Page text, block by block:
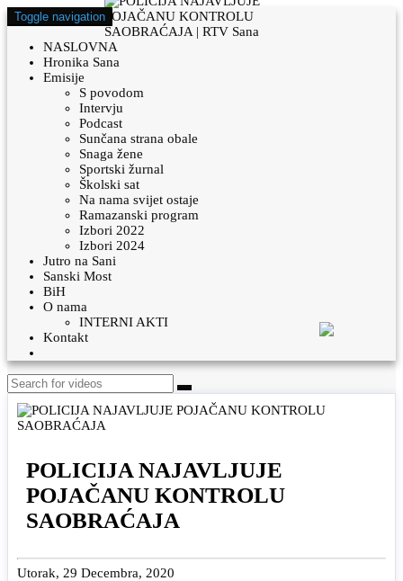
Toggle navigation
NASLOVNA
Hronika Sana
Emisije
S povodom
Intervju
Podcast
Sunčana strana obale
Snaga žene
Sportski žurnal
Školski sat
Na nama svijet ostaje
Ramazanski program
Izbori 2022
Izbori 2024
Jutro na Sani
Sanski Most
BiH
O nama
INTERNI AKTI
Kontakt
POLICIJA NAJAVLJUJE
POJAČANU KONTROLU
SAOBRAĆAJA
Utorak, 29 Decembra, 2020